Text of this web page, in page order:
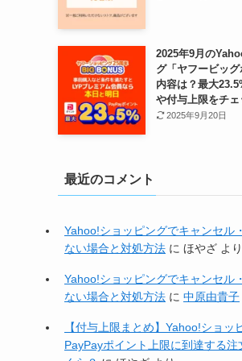
2025年9月の
グ「ヤフービッ
内容は？最大
や付与上限をチェ
2025年9月20日
最近のコメント
Yahoo!ショッピングでキャンセル
ない場合と対処方法 に ほやざ より
Yahoo!ショッピングでキャンセル
ない場合と対処方法 に 中原由貴子
【付与上限まとめ】Yahoo!ショッ
PayPayポイント上限に到達する注